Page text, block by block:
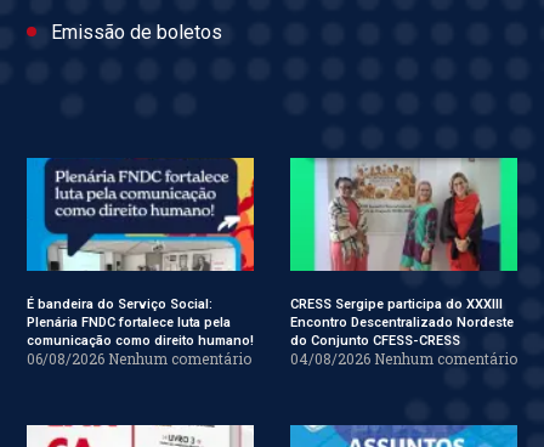
Emissão de boletos
É bandeira do Serviço Social:
Plenária FNDC fortalece luta pela
comunicação como direito humano!
06/08/2026 Nenhum comentário
CRESS Sergipe participa do XXXIII
Encontro Descentralizado Nordeste
do Conjunto CFESS-CRESS
04/08/2026 Nenhum comentário